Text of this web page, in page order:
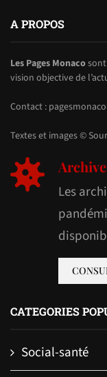
A PROPOS
Les Pages Monaco
vision objective de
Contact :
Textes et images ©
Les
CATEGORIES
Social-santé